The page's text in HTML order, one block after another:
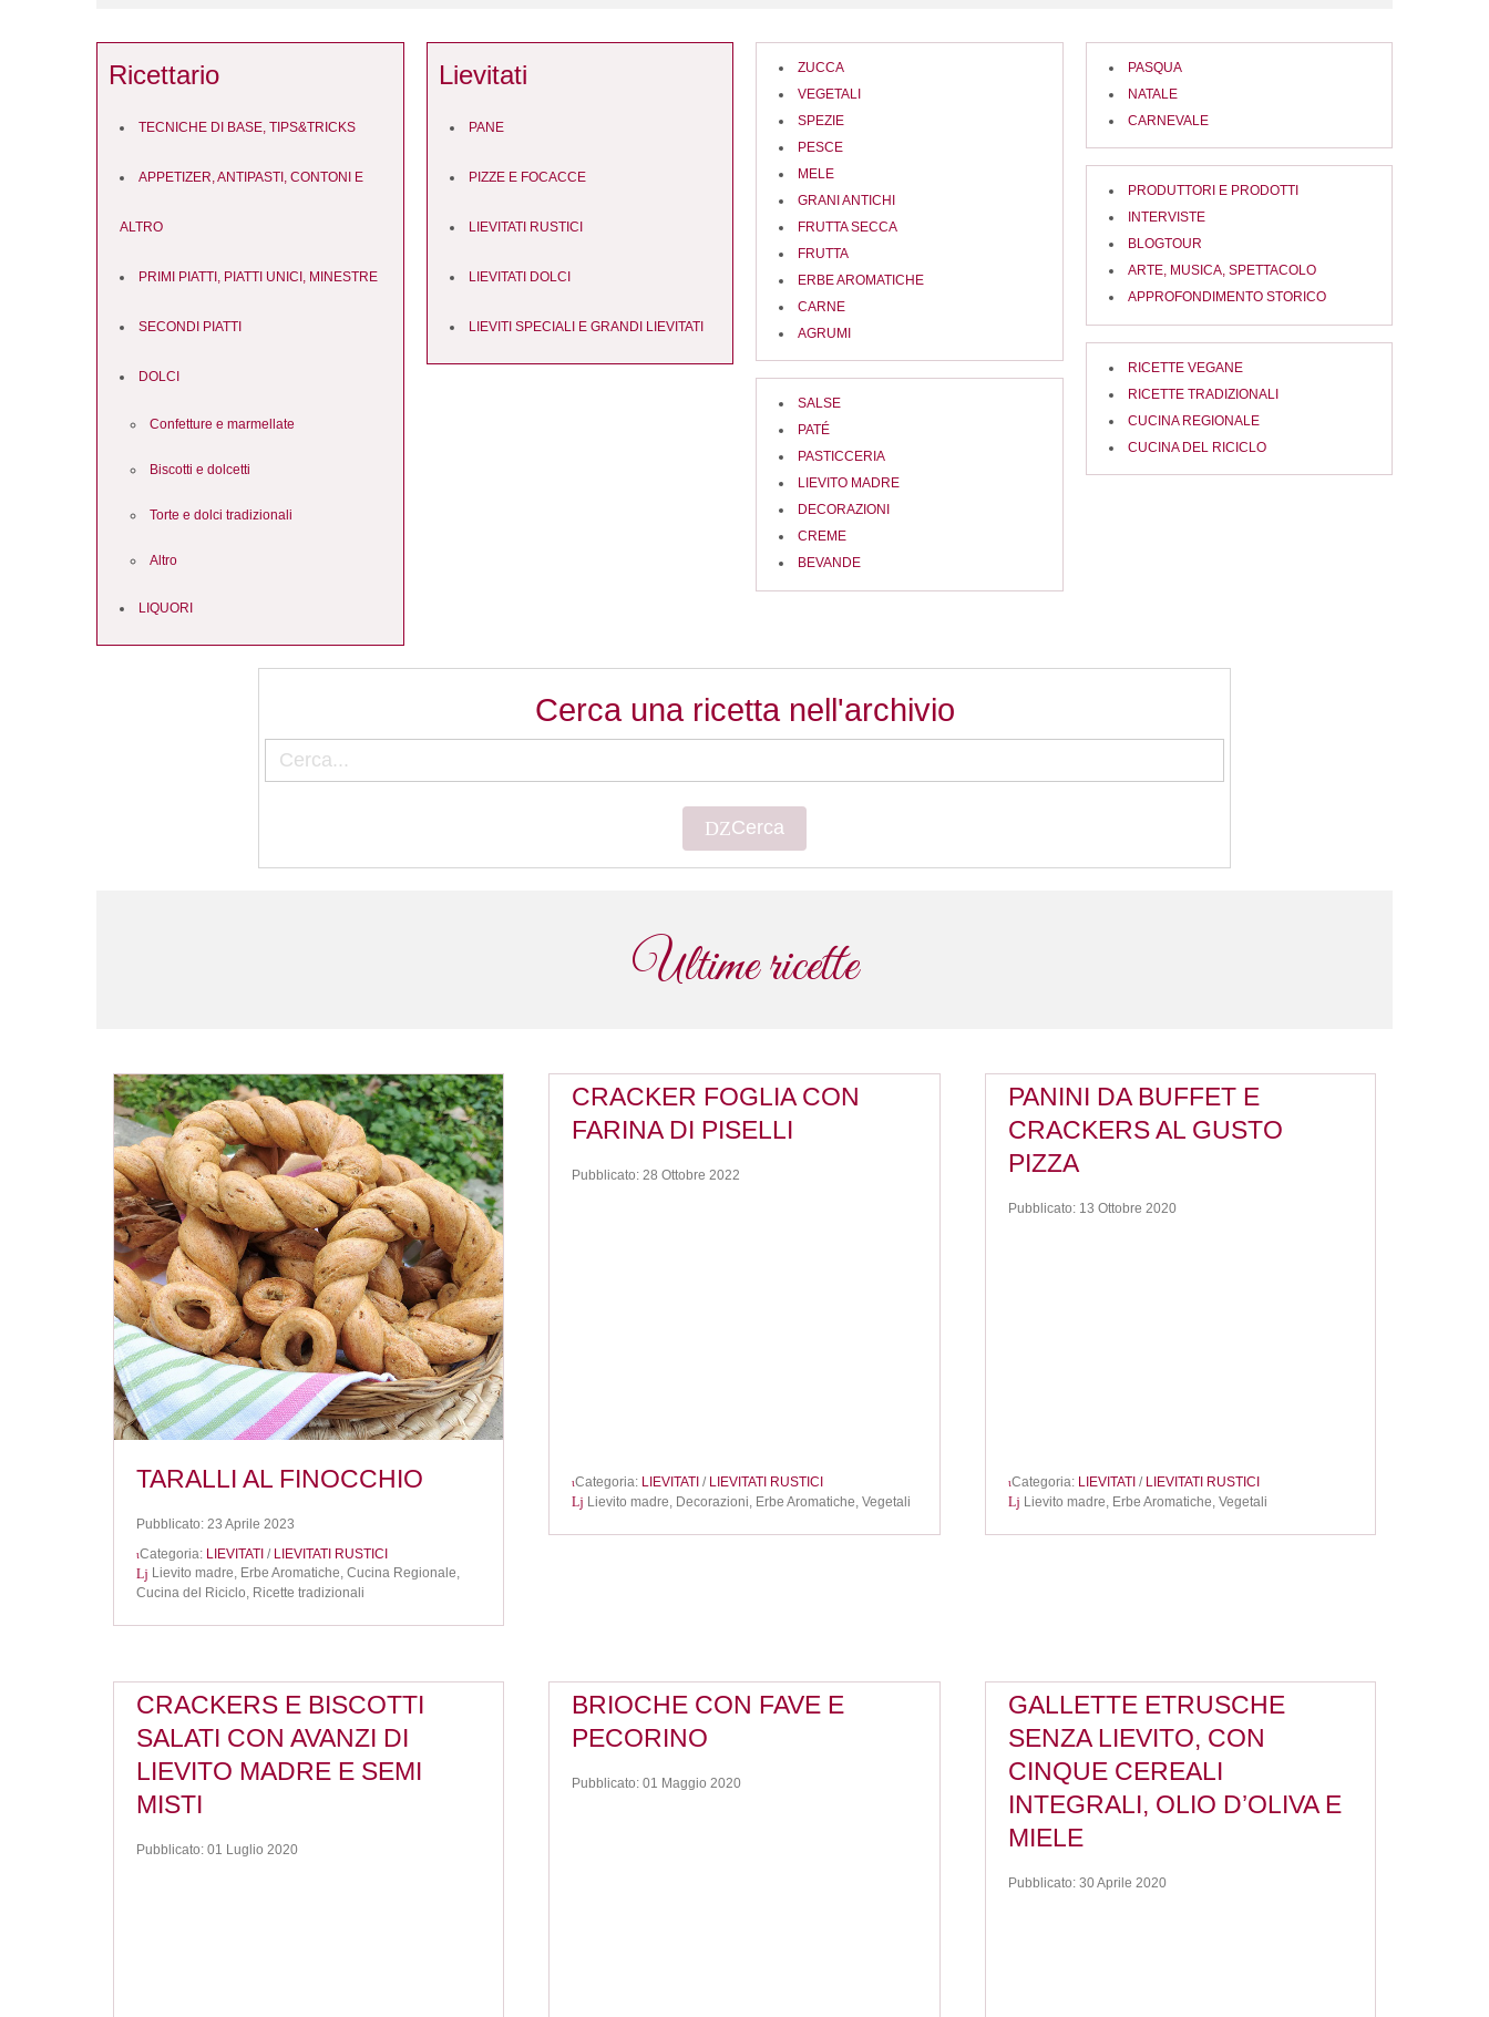
Ricettario
TECNICHE DI BASE, TIPS&TRICKS
APPETIZER, ANTIPASTI, CONTONI E
ALTRO
PRIMI PIATTI, PIATTI UNICI, MINESTRE
SECONDI PIATTI
DOLCI
Confetture e marmellate
Biscotti e dolcetti
Torte e dolci tradizionali
Altro
LIQUORI
Lievitati
PANE
PIZZE E FOCACCE
LIEVITATI RUSTICI
LIEVITATI DOLCI
LIEVITI SPECIALI E GRANDI LIEVITATI
ZUCCA
VEGETALI
SPEZIE
PESCE
MELE
GRANI ANTICHI
FRUTTA SECCA
FRUTTA
ERBE AROMATICHE
CARNE
AGRUMI
SALSE
PATÉ
PASTICCERIA
LIEVITO MADRE
DECORAZIONI
CREME
BEVANDE
PASQUA
NATALE
CARNEVALE
PRODUTTORI E PRODOTTI
INTERVISTE
BLOGTOUR
ARTE, MUSICA, SPETTACOLO
APPROFONDIMENTO STORICO
RICETTE VEGANE
RICETTE TRADIZIONALI
CUCINA REGIONALE
CUCINA DEL RICICLO
Cerca una ricetta nell'archivio
Cerca
Ultime ricette
TARALLI AL FINOCCHIO
Pubblicato: 23 Aprile 2023
Categoria: LIEVITATI / LIEVITATI RUSTICI
Lievito madre, Erbe Aromatiche, Cucina Regionale,
Cucina del Riciclo, Ricette tradizionali
CRACKER FOGLIA CON
FARINA DI PISELLI
Pubblicato: 28 Ottobre 2022
Categoria: LIEVITATI / LIEVITATI RUSTICI
Lievito madre, Decorazioni, Erbe Aromatiche,Vegetali
PANINI DA BUFFET E
CRACKERS AL GUSTO
PIZZA
Pubblicato: 13 Ottobre 2020
Categoria: LIEVITATI / LIEVITATI RUSTICI
Lievito madre, Erbe Aromatiche, Vegetali
CRACKERS E BISCOTTI
SALATI CON AVANZI DI
LIEVITO MADRE E SEMI
MISTI
Pubblicato: 01 Luglio 2020
BRIOCHE CON FAVE E
PECORINO
Pubblicato: 01 Maggio 2020
GALLETTE ETRUSCHE
SENZA LIEVITO, CON
CINQUE CEREALI
INTEGRALI, OLIO D’OLIVA E
MIELE
Pubblicato: 30 Aprile 2020